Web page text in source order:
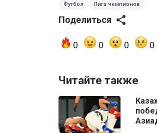
Футбол Лига чемпионов
Поделиться
0 0 0 0
Читайте также